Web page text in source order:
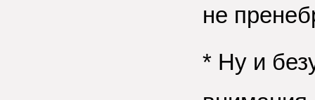
не
* Ну и